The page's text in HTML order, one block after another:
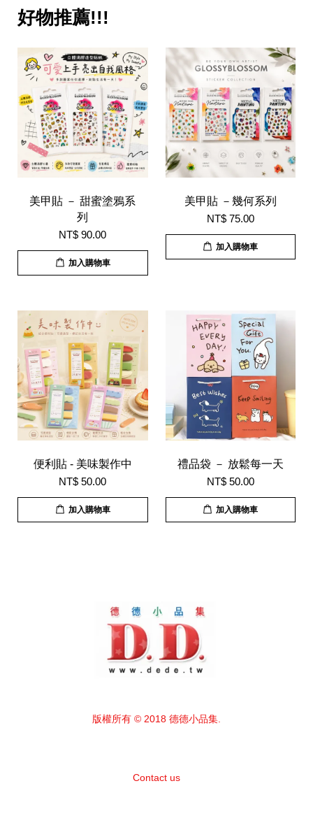
好物推薦!!!
美甲貼 － 甜蜜塗鴉系
列
NT$ 90.00
加入購物車
美甲貼 －幾何系列
NT$ 75.00
加入購物車
便利貼 - 美味製作中
NT$ 50.00
加入購物車
禮品袋 － 放鬆每一天
NT$ 50.00
加入購物車
版權所有 © 2018 德德小品集.
Contact us